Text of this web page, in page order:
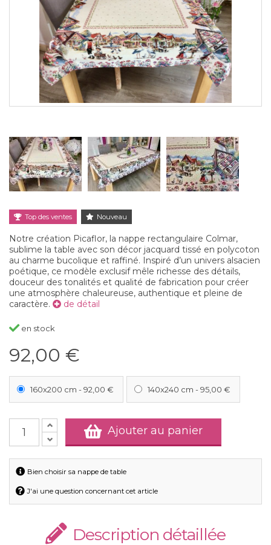
Top des ventes Nouveau
Notre création Picaflor, la nappe rectangulaire Colmar,
sublime la table avec son décor jacquard tissé en polycoton
au charme bucolique et raffiné. Inspiré d’un univers alsacien
poétique, ce modèle exclusif mêle richesse des détails,
douceur des tonalités et qualité de fabrication pour créer
une atmosphère chaleureuse, authentique et pleine de
caractère.
de détail
en stock
92,00 €
160x200 cm -92,00 € 140x240 cm -95,00 €
Ajouter au panier
Bien choisir sa nappe de table
J'ai une question concernant cet article
Description détaillée